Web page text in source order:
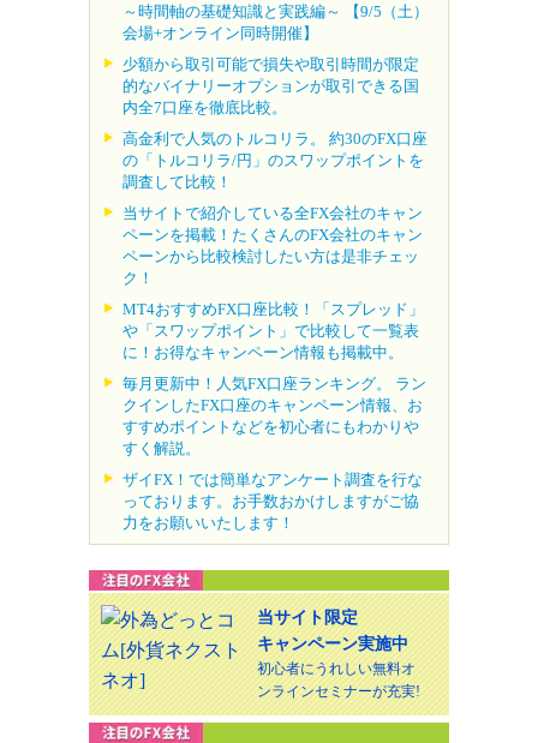
～時間軸の基礎知識と実践編～ 【9/5（土）
会場+オンライン同時開催】
少額から取引可能で損失や取引時間が限定
的なバイナリーオプションが取引できる国
内全7口座を徹底比較。
高金利で人気のトルコリラ。 約30のFX口座
の「トルコリラ/円」のスワップポイントを
調査して比較！
当サイトで紹介している全FX会社のキャン
ペーンを掲載！たくさんのFX会社のキャン
ペーンから比較検討したい方は是非チェッ
ク！
MT4おすすめFX口座比較！「スプレッド」
や「スワップポイント」で比較して一覧表
に！お得なキャンペーン情報も掲載中。
毎月更新中！人気FX口座ランキング。 ラン
クインしたFX口座のキャンペーン情報、お
すすめポイントなどを初心者にもわかりや
すく解説。
ザイFX！では簡単なアンケート調査を行な
っております。お手数おかけしますがご協
力をお願いいたします！
当サイト限定
キャンペーン実施中
初心者にうれしい無料オ
ンラインセミナーが充実!